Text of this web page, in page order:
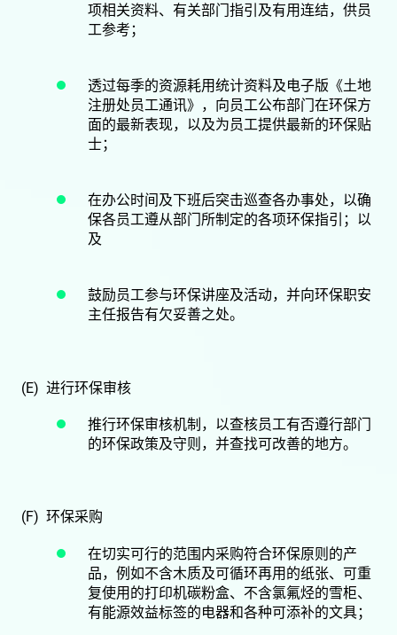
项相关资料、有关部门指引及有用连结，供员
工参考；
透过每季的资源耗用统计资料及电子版《土地
注册处员工通讯》，向员工公布部门在环保方
面的最新表现，以及为员工提供最新的环保贴
士；
在办公时间及下班后突击巡查各办事处，以确
保各员工遵从部门所制定的各项环保指引；以
及
鼓励员工参与环保讲座及活动，并向环保职安
主任报告有欠妥善之处。
(E) 进行环保审核
推行环保审核机制，以查核员工有否遵行部门
的环保政策及守则，并查找可改善的地方。
(F) 环保采购
在切实可行的范围内采购符合环保原则的产
品，例如不含木质及可循环再用的纸张、可重
复使用的打印机碳粉盒、不含氯氟烃的雪柜、
有能源效益标签的电器和各种可添补的文具；